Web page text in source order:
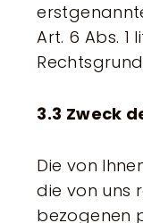
Art. 6 Abs. 1
3.3 Zweck
Die von
die von uns
bezogenen